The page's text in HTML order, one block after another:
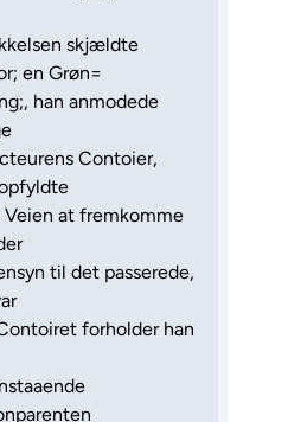
skjældte
en Grøn=
han anmodede
Contoier,
Veien at fremkomme
til det passerede,
forholder han